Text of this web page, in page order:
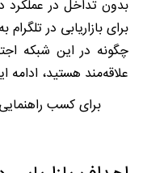
بدون تداخل در
برای بازاریابی در
چگونه در این شبکه
علاقه‌مند هستید،
برای کسب